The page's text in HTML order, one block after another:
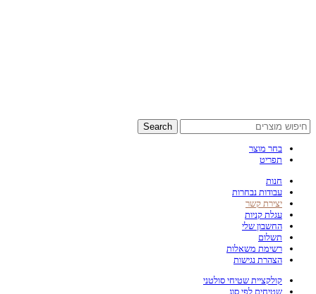
Search
בחר מוצר
תפריט
חנות
עבודות נבחרות
יצירת קשר
עגלת קניות
החשבון שלי
תשלום
רשימת משאלות
הצהרת נגישות
קולקציית שטיחי סולטני
שטיחים לפי סוג